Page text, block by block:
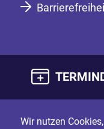
Wir nutzen